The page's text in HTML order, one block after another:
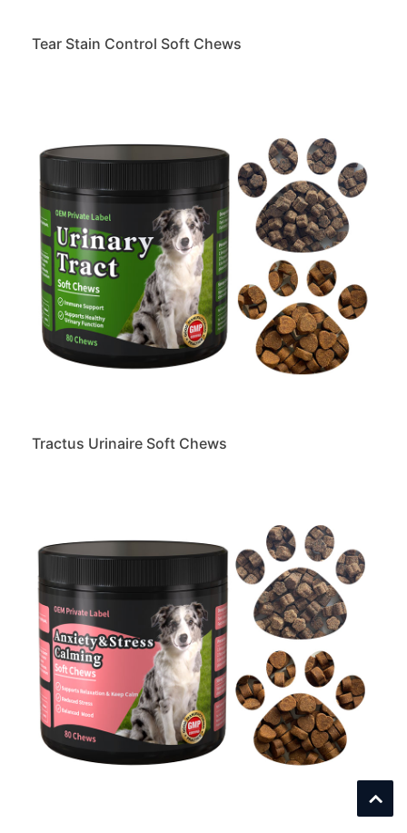
Tear Stain Control Soft Chews
Tractus Urinaire Soft Chews